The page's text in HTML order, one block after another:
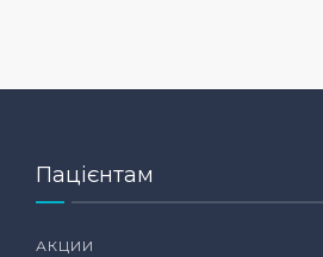
Пацієнтам
АКЦИИ